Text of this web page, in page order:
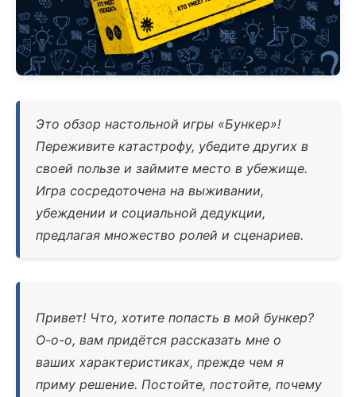
Это обзор настольной игры «Бункер»!
Переживите катастрофу, убедите других в
своей пользе и займите место в убежище.
Игра сосредоточена на выживании,
убеждении и социальной дедукции,
предлагая множество ролей и сценариев.
Привет! Что, хотите попасть в мой бункер?
О-о-о, вам придётся рассказать мне о
ваших характеристиках, прежде чем я
приму решение. Постойте, постойте, почему